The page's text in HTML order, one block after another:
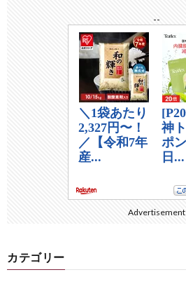
--
Advertisement
カテゴリー